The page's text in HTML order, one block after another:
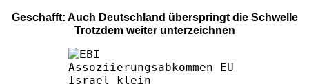
Geschafft: Auch Deutschland überspringt die Schwelle
Trotzdem weiter unterzeichnen